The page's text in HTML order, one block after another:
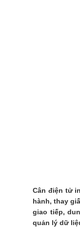
Cân điện tử
hành, thay
giao tiếp,
quản lý dữ